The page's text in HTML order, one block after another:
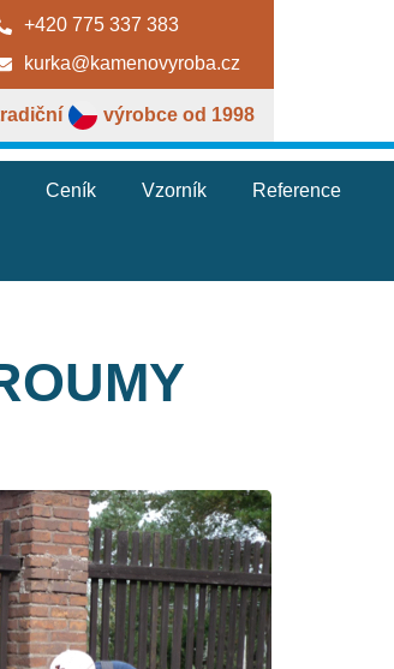
+420 775 337 383
kurka@kamenovyroba.cz
výrobce od 1998
Ceník Vzorník Reference